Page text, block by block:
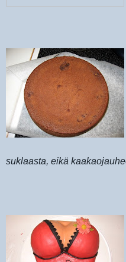
suklaasta, eikä